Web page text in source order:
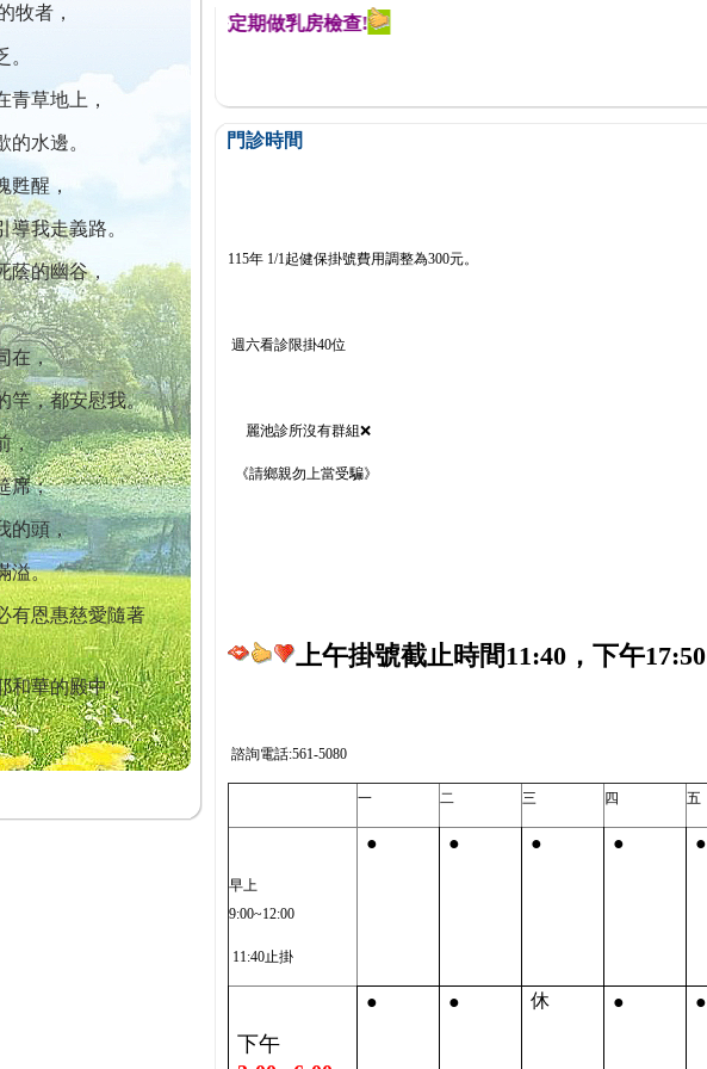
牧者，
青草地上，
的水邊。
甦醒，
導我走義路。
蔭的幽谷，
在，
竿，都安慰我。
，
席；
的頭，
溢。
有恩惠慈愛隨著
和華的殿中，
位乳癌患者,提醒您定期做乳房檢查!
門診時間
115年 1/1起健保掛號費用調整為300元。
週六看診限掛40位
麗池診所沒有群組❌
《請鄉親勿上當受騙》
上午掛號截止時間11:40，下午17:50
諮詢電話:561-5080
一 二 三 四 五
早上
9:00~12:00
11:40止掛
● ● ● ● ●
下午
● ● 休 ● ●